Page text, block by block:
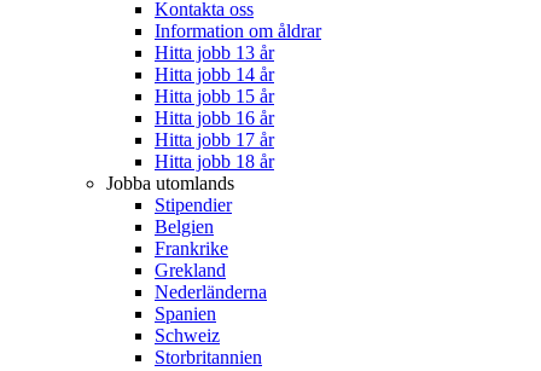
Kontakta oss
Information om åldrar
Hitta jobb 13 år
Hitta jobb 14 år
Hitta jobb 15 år
Hitta jobb 16 år
Hitta jobb 17 år
Hitta jobb 18 år
Jobba utomlands
Stipendier
Belgien
Frankrike
Grekland
Nederländerna
Spanien
Schweiz
Storbritannien